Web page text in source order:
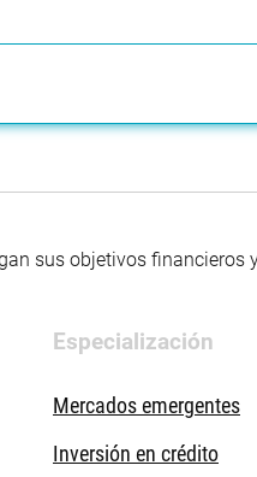
sus objetivos financieros
Especialización
Mercados emergentes
Inversión en crédito